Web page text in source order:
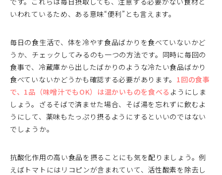
いわれているため、ある意味“便利”とも言えます。
毎日の食生活で、体を冷やす食品ばかりを食べていないかど
うか、チェックしてみるのも一つの方法です。同時に毎回の
食事で、冷蔵庫から出したばかりのような冷たい食品ばかり
食べていないかどうかも確認する必要があります。 1回の食事
で、1品（味噌汁でもOK）は温かいものを食べる ようにしま
しょう。ざるそばで済ませた場合、そば湯を忘れずに飲むよ
うにして、薬味もたっぷり摂るようにするといいのではない
でしょうか。
抗酸化作用の高い食品を摂ることにも気を配りましょう。例
えばトマトにはリコピンが含まれていて、活性酸素を除去し